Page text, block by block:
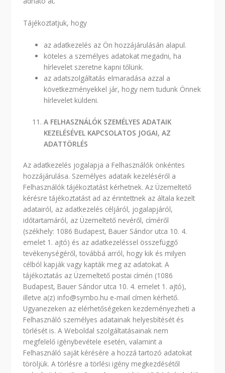
Tájékoztatjuk, hogy
az adatkezelés az Ön hozzájárulásán alapul.
köteles a személyes adatokat megadni, ha
hírlevelet szeretne kapni tőlünk.
az adatszolgáltatás elmaradása azzal a
következményekkel jár, hogy nem tudunk Önnek
hírlevelet küldeni.
A FELHASZNÁLÓK SZEMÉLYES ADATAIK
KEZELÉSÉVEL KAPCSOLATOS JOGAI, AZ
ADATTÖRLÉS
Az adatkezelés jogalapja a Felhasználók önkéntes
hozzájárulása. Személyes adataik kezeléséről a
Felhasználók tájékoztatást kérhetnek. Az Üzemeltető
kérésre tájékoztatást ad az érintettnek az általa kezelt
adatairól, az adatkezelés céljáról, jogalapjáról,
időtartamáról, az Üzemeltető nevéről, címéről
(székhely: 1086 Budapest, Bauer Sándor utca 10. 4.
emelet 1. ajtó) és az adatkezeléssel összefüggő
tevékenységéről, továbbá arról, hogy kik és milyen
célból kapják vagy kapták meg az adatokat. A
tájékoztatás az Üzemeltető postai címén (1086
Budapest, Bauer Sándor utca 10. 4. emelet 1. ajtó),
illetve a(z) info@symbo.hu e-mail címen kérhető.
Ugyanezeken az elérhetőségeken kezdeményezheti a
Felhasználó személyes adatainak helyesbítését és
törlését is. A Weboldal szolgáltatásainak nem
megfelelő igénybevétele esetén, valamint a
Felhasználó saját kérésére a hozzá tartozó adatokat
töröljük. A törlésre a törlési igény megkezdésétől